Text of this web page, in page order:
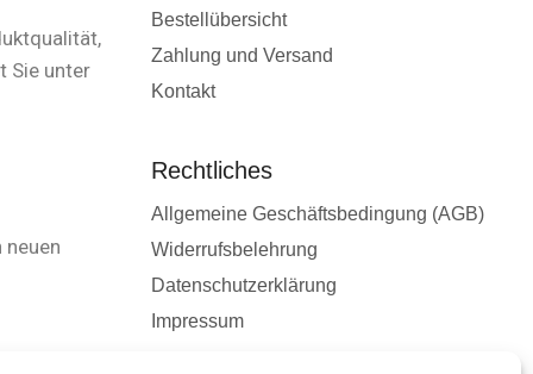
Sie unter
Bestellübersicht
Zahlung und Versand
Kontakt
Rechtliches
Allgemeine Geschäftsbedingung (AGB)
Widerrufsbelehrung
Datenschutzerklärung
Impressum